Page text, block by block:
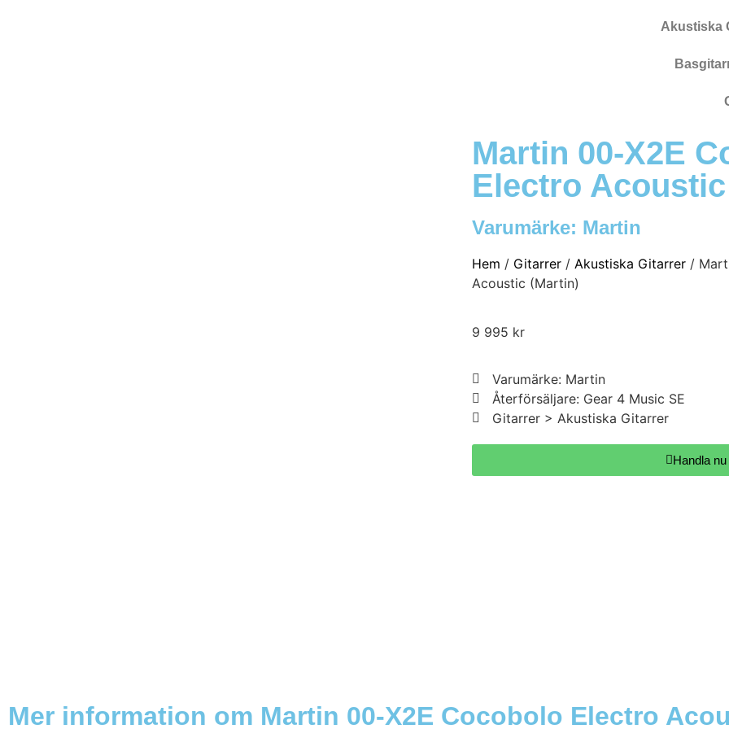
Akustiska
Martin 00-X2E
Electro Acoustic
Varumärke: Martin
Hem / Gitarrer / Akustiska Gitarrer /
Acoustic (Martin)
9 995 kr
Varumärke: Martin
Återförsäljare: Gear 4 Music SE
Gitarrer > Akustiska Gitarrer
Handla nu
Mer information om Martin 00-X2E Cocobolo Electro